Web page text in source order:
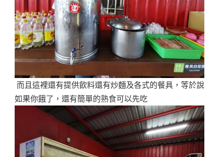
而且這裡還有提供飲料還有炒麵及各式的餐具，等於說
如果你餓了，還有簡單的熟食可以先吃